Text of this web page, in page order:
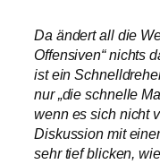
Da ändert all die
Offensiven“ nichts
ist ein
nur „die schnelle
wenn es sich nicht
Diskussion mit
sehr tief blicken,